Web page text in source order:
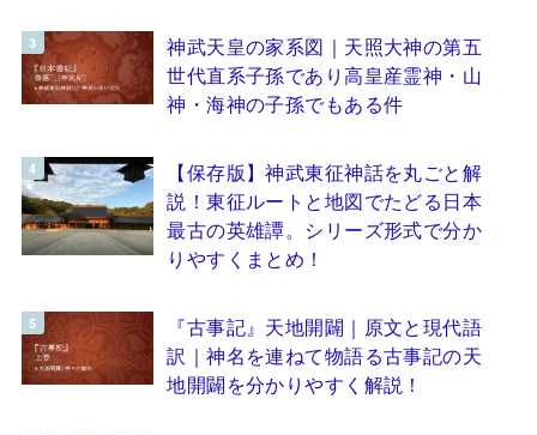
神武天皇の家系図｜天照大神の第五
世代直系子孫であり高皇産霊神・山
神・海神の子孫でもある件
【保存版】神武東征神話を丸ごと解
説！東征ルートと地図でたどる日本
最古の英雄譚。シリーズ形式で分か
りやすくまとめ！
『古事記』天地開闢｜原文と現代語
訳｜神名を連ねて物語る古事記の天
地開闢を分かりやすく解説！